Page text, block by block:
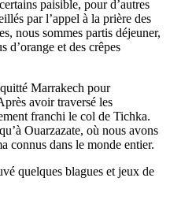
paisible, pour d’autres
par l’appel à la prière des
nous sommes partis déjeuner,
d’orange et des crêpes
Marrakech pour
avoir traversé les
franchi le col de Tichka.
Ouarzazate, où nous avons
connus dans le monde entier.
quelques blagues et jeux de